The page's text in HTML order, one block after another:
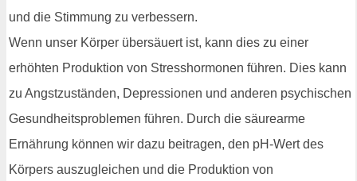
und die Stimmung zu verbessern.
Wenn unser Körper übersäuert ist, kann dies zu einer
erhöhten Produktion von Stresshormonen führen. Dies kann
zu Angstzuständen, Depressionen und anderen psychischen
Gesundheitsproblemen führen. Durch die säurearme
Ernährung können wir dazu beitragen, den pH-Wert des
Körpers auszugleichen und die Produktion von